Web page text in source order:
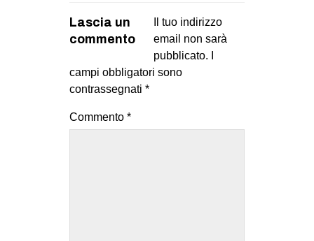
Lascia un
commento
Il tuo indirizzo
email non sarà
pubblicato.
campi obbligatori sono
contrassegnati *
Commento *